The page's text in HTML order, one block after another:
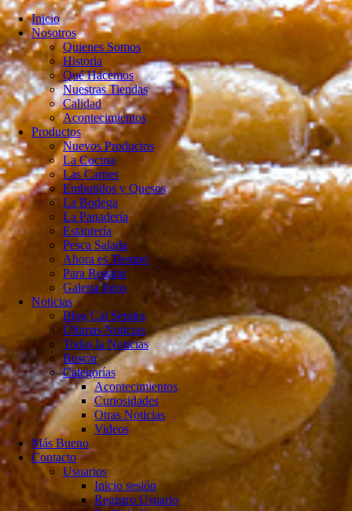
Inicio
Nosotros
Quienes Somos
Historia
Qué Hacemos
Nuestras Tiendas
Calidad
Acontecimientos
Productos
Nuevos Productos
La Cocina
Las Carnes
Embutidos y Quesos
La Bodega
La Panadería
Estantería
Pesca Salada
Ahora es Tiempo
Para Regalar
Galeria fotos
Noticias
Blog Cal Sendra
Últimas Noticias
Todas la Noticias
Buscar
Categorías
Acontecimientos
Curiosidades
Otras Noticias
Videos
Más Bueno
Contacto
Usuarios
Inicio sesión
Registro Usuario